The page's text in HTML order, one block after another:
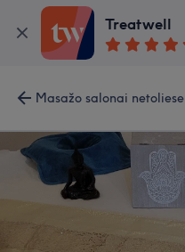
Treatwell
Masažo salonai netoliese